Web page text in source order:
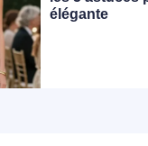
élégante